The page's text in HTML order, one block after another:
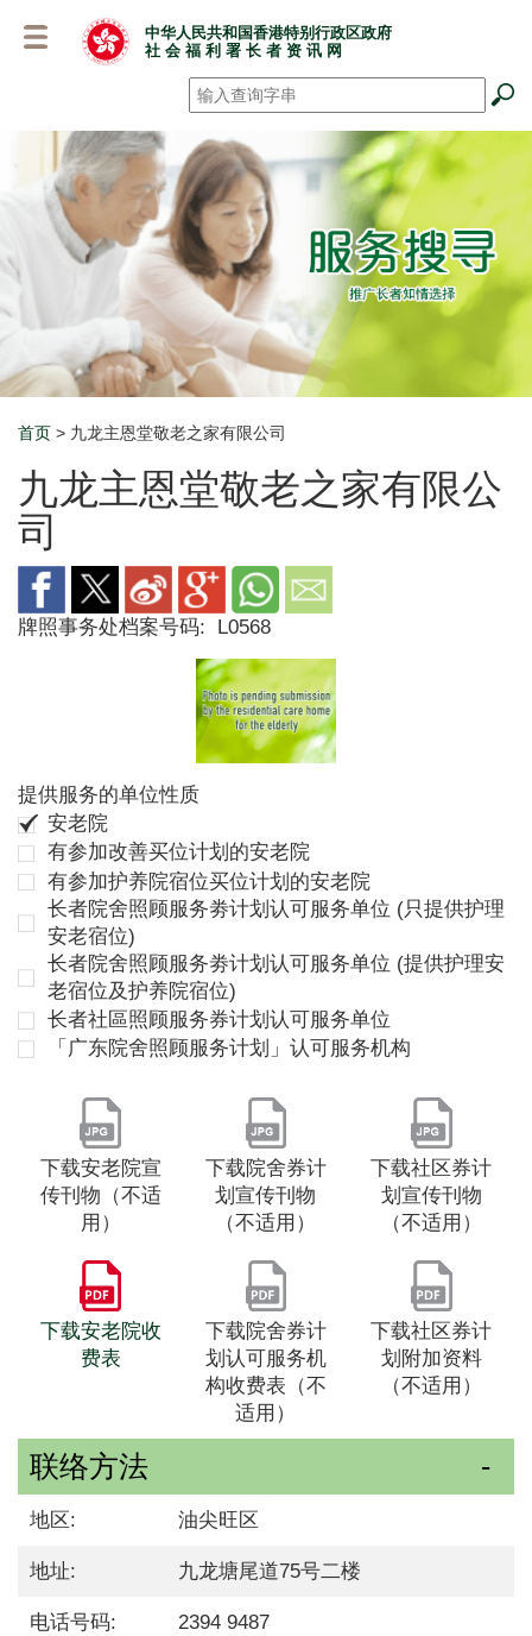
中华人民共和国香港特别行政区政府
社 会 福 利 署 长 者 资 讯 网
搜寻 *
Breadcrumb
首页 > 九龙主恩堂敬老之家有限公司
九龙主恩堂敬老之家有限公
司
牌照事务处档案号码: L0568
提供服务的单位性质
安老院
有参加改善买位计划的安老院
有参加护养院宿位买位计划的安老院
长者院舍照顾服务劵计划认可服务单位 (只提供护理
安老宿位)
长者院舍照顾服务劵计划认可服务单位 (提供护理安
老宿位及护养院宿位)
长者社區照顾服务券计划认可服务单位
「广东院舍照顾服务计划」认可服务机构
下载安老院宣
传刊物（不适
用）
下载院舍券计
划宣传刊物
（不适用）
下载社区券计
划宣传刊物
（不适用）
下载安老院收
费表
下载院舍券计
划认可服务机
构收费表（不
适用）
下载社区券计
划附加资料
（不适用）
联络方法
地区: 油尖旺区
地址: 九龙塘尾道75号二楼
电话号码: 2394 9487